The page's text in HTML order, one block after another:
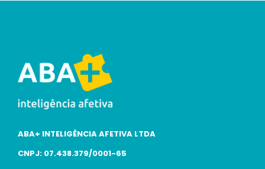
ABA+ INTELIGÊNCIA AFETIVA LTDA
CNPJ: 07.438.379/0001-65